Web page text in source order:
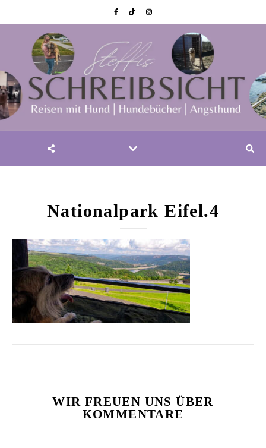
Nationalpark Eifel.4
WIR FREUEN UNS ÜBER
KOMMENTARE